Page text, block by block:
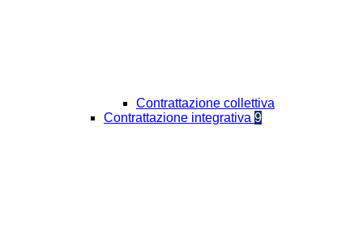
Contrattazione collettiva
Contrattazione integrativa 9